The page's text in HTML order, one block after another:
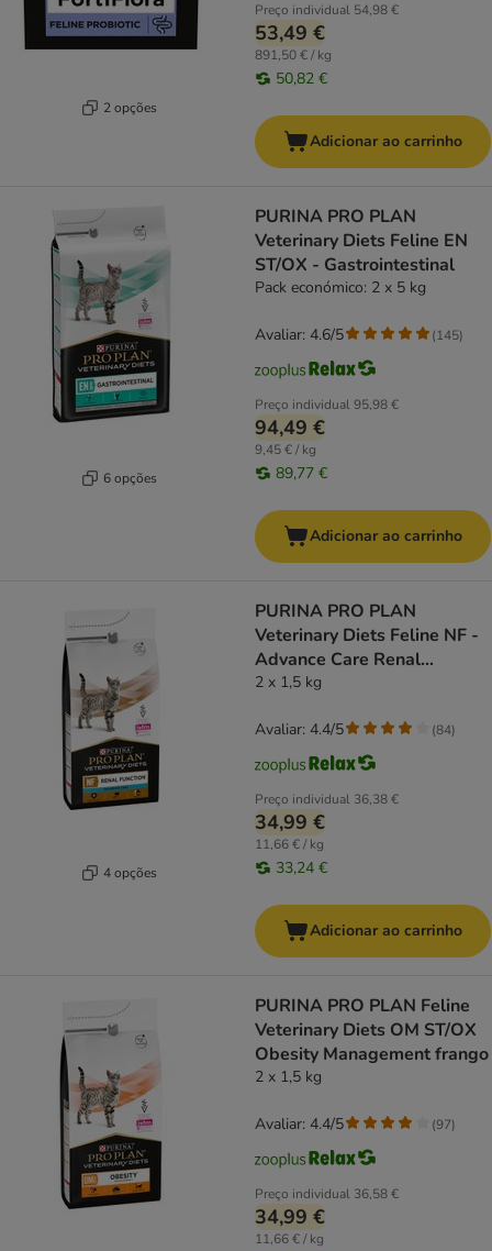
2 opções
Preço individual 54,98 €
53,49 €
891,50 € / kg
50,82 €
Adicionar ao carrinho
6 opções
PURINA PRO PLAN
Veterinary Diets Feline EN
ST/OX - Gastrointestinal
Pack económico: 2 x 5 kg
Preço individual95,98 €
94,49 €
9,45 € / kg
89,77 €
Avaliar: 4.6/5 (145)
Adicionar ao carrinho
4 opções
PURINA PRO PLAN
Veterinary Diets Feline NF -
Advance Care Renal
Function
2 x 1,5 kg
Preço individual 36,38 €
34,99 €
11,66 € / kg
33,24 €
Avaliar: 4.4/5 (84)
Adicionar ao carrinho
PURINA PRO PLAN Feline
Veterinary Diets OM ST/OX
Obesity Management frango
2 x 1,5 kg
Preço individual 36,58 €
34,99 €
11,66 € / kg
Avaliar: 4.4/5 (97)